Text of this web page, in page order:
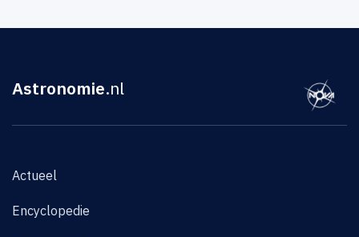
Astronomie.nl
Actueel
Encyclopedie